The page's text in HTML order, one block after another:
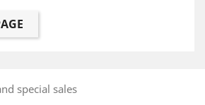
special sales